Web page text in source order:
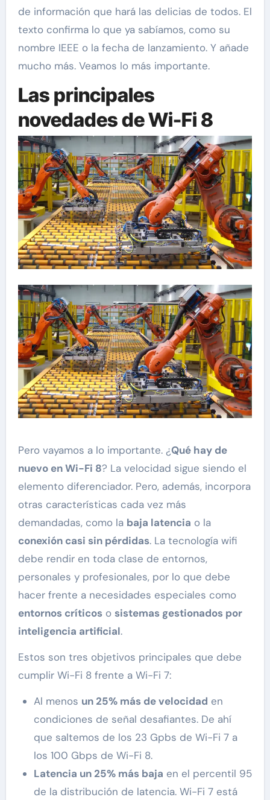
de información que hará las delicias de todos. El
texto confirma lo que ya sabíamos, como su
nombre IEEE o la fecha de lanzamiento. Y añade
mucho más. Veamos lo más importante.
Las principales
novedades de Wi-Fi 8
Pero vayamos a lo importante. ¿Qué hay de
nuevo en Wi-Fi 8? La velocidad sigue siendo el
elemento diferenciador. Pero, además, incorpora
otras características cada vez más
demandadas, como la baja latencia o la
conexión casi sin pérdidas. La tecnología wifi
debe rendir en toda clase de entornos,
personales y profesionales, por lo que debe
hacer frente a necesidades especiales como
entornos críticoso sistemas gestionados por
inteligencia artificial.
Estos son tres objetivos principales que debe
cumplir Wi-Fi 8 frente a Wi-Fi 7:
Al menos un 25% más de velocidad en
condiciones de señal desafiantes. De ahí
que saltemos de los 23 Gpbs de Wi-Fi 7 a
los 100 Gbps de Wi-Fi 8.
Latencia un 25% más baja en el percentil 95
de la distribución de latencia. Wi-Fi 7 está